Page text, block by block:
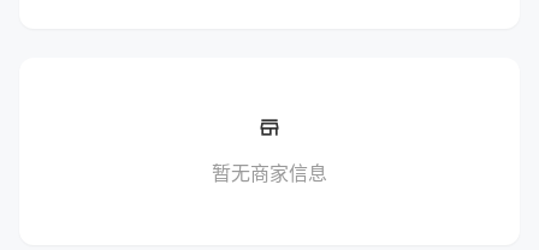
store_mall_directory
暂无商家信息